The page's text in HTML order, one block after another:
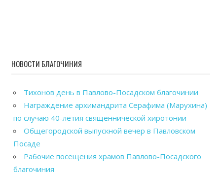
НОВОСТИ БЛАГОЧИНИЯ
Тихонов день в Павлово-Посадском благочинии
Награждение архимандрита Серафима (Марухина)
по случаю 40-летия священнической хиротонии
Общегородской выпускной вечер в Павловском
Посаде
Рабочие посещения храмов Павлово-Посадского
благочиния